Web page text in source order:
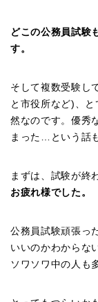
どこの公務員試験
す。
そして複数受験し
と市役所など)、
然なのです。優秀
まった…という話
まずは、試験が終
お疲れ様でした。
公務員試験頑張っ
いいのかわからな
ソワソワ中の人も